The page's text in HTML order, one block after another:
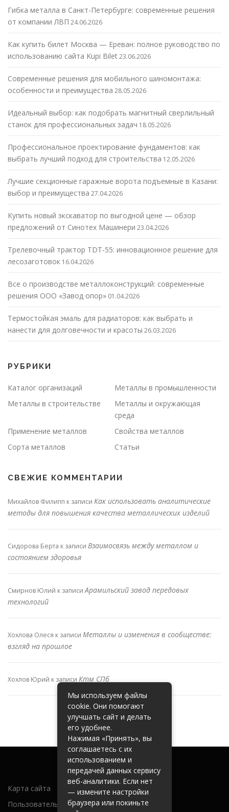
Гибка металла в Санкт-Петербурге: современные решения
от компании ЛВП 24.06.2026
Как купить билет Москва — Ереван: полное руководство по
использованию сайта Kupi Bilet23.06.2026
Современные решения для мобильного шиномонтажа:
особенности и преимущества 28.05.2026
Идеальный выбор: как подобрать магнитный сверлильный
станок для профессиональных задач 18.05.2026
Профессиональное проектирование фундаментов: как
выбрать лучший подход для строительства 12.05.2026
Лучшие секционные гаражные ворота подъемные в Казани:
выбор и преимущества 27.04.2026
Купить новый экскаватор по выгодной цене — обзор
предложений от Синотех Машинери 23.04.2026
Трелевочный трактор TDT-55: инновационное решение для
лесозаготовок 16.04.2026
Все о производстве металлоконструкций: современные
решения ООО «Завод опор» 01.04.2026
Термостойкая эмаль для радиаторов: как выбрать и
нанести для долговечности и красоты 26.03.2026
РУБРИКИ
Каталог организаций
Металлы в промышленности
Металлы в строительстве
Металлы и окружающая
среда
Применение металлов
Свойства металлов
Сорта металлов
Статьи
СВЕЖИЕ КОММЕНТАРИИ
Михайлов Филипп к записи Как использовать аналитические
методы для повышения качества металлических изделий
Сидорова Берта к записи Взаимосвязь между металлом и
состоянием здоровья
Смирнов Юлий к записиАрамильский завод передовых
технологий
Хохлова Олеся к записи Металлы и изменения в сообществе:
взгляд на прошлое
Хохлов Юрий к записи Ктм СПб
Карта сайта
Пользовательское соглашение
Мы используем файлы
cookie. Они помогают
улучшать сайт и делать
его удобнее.
Нажимая «Принять», вы
соглашаетесь с их
использованием и
передачей данных сервису
веб-аналитики. Если нет
— измените настройки
браузера или покиньте